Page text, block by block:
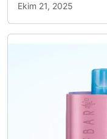
Ekim 21, 2025